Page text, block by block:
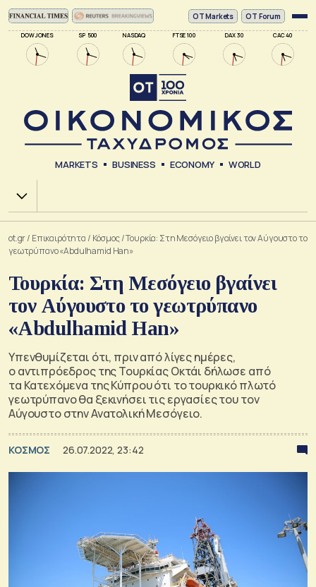
DOW JONES SP 500 NASDAQ FTSE 100 DAX 30 CAC 40
ΟΤ Markets OT Forum
MARKETS BUSINESS ECONOMY WORLD
Χ.Α.
ot.gr/ Επικαιρότητα / Κόσμος/Τουρκία: Στη Μεσόγειο βγαίνει τον Αύγουστο το
γεωτρύπανο «Abdulhamid Han»
Τουρκία: Στη Μεσόγειο βγαίνει
τον Αύγουστο το γεωτρύπανο
«Abdulhamid Han»
Υπενθυμίζεται ότι, πριν από λίγες ημέρες,
ο αντιπρόεδρος της Τουρκίας Οκτάι δήλωσε από
τα Κατεχόμενα της Κύπρου ότι το τουρκικό πλωτό
γεωτρύπανο θα ξεκινήσει τις εργασίες του τον
Αύγουστο στην Ανατολική Μεσόγειο.
ΚΟΣΜΟΣ 26.07.2022, 23:42